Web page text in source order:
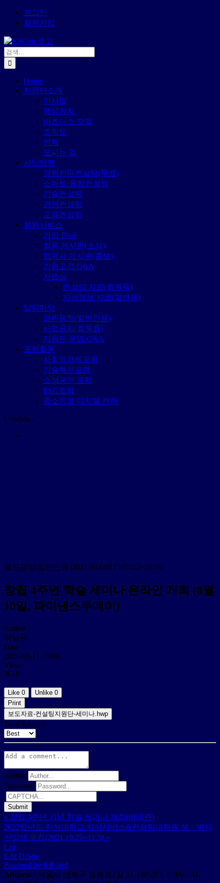
로
건
너
로그인
회원가입
검
색:
Home
지원단소개
인사말
핵심가치
비즈니스 모델
조직도
연혁
오시는 길
사업영역
경영진단컨설팅(무료)
스마트·융합컨설팅
기술컨설팅
경영컨설팅
교육컨설팅
회원서비스
가입 안내
회원 게시판(소식)
협력사 게시판(홍보)
기업고객 Q&A
자료실
컨설팅 자료(회원용)
지식정보 자료(일반용)
알림마당
열린광장(일반인용)
사업공지(회원용)
지원단 운영 Q&A
포럼활동
사회적경제포럼
기술혁신포럼
소상공인 포럼
ESG포럼
중소기업 디지털 전환
Loading...
열린광장(일반인용)2021-03-08T15:07:42+09:00
창립 4주년 학술 세미나 온라인 개최 (8월
10일, 파이낸스투데이)
Author
박남규
Date
2021-08-11 15:06
Views
3618
Like 0 Unlike 0
Print
보도자료-컨설팅지원단-세미나.hwp
Total Reply 0
Author
Password
« 창립 4주년 기념 학술 세미나 개최(비대면)
2022학년도 한성대학교 지식서비스&컨설팅대학원 석ㆍ박사
신입생 모집(2021.10.25~11.5) »
List
Edit Delete
Powered by KBoard
Address : 서울시 성북구 성북로2길 31, (305호) ㅣ Tel : 02-